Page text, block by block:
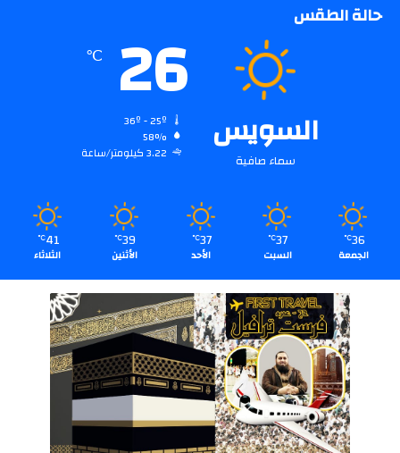
حالة الطقس
السويس
سماء صافية
26
℃
58%
3.22 كيلومتر/ساعة
36
℃
الجمعة
37
℃
السبت
37
℃
الأحد
39
℃
الأثنين
41
℃
الثلاثاء